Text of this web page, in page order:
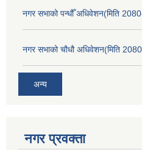
नगर सभाको पन्धौँ अधिवेशन(मिति
नगर सभाको चौधौ अधिवेशन(मिति
अन्य
नगर प्रव‌क्ता